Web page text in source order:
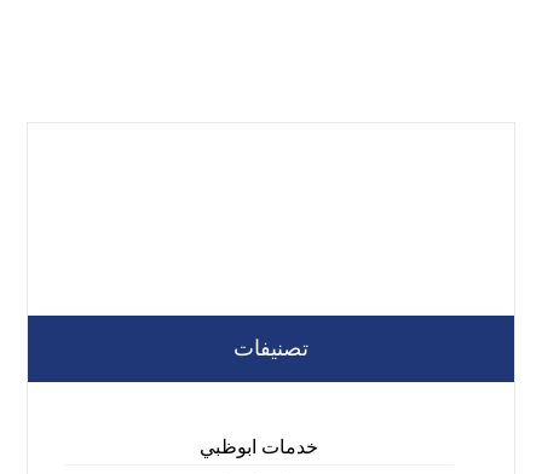
تصنيفات
خدمات ابوظبي